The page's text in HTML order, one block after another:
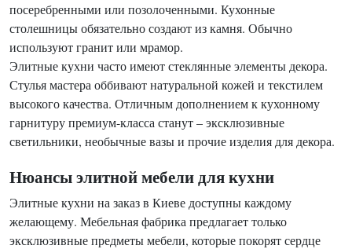
посеребренными или позолоченными. Кухонные
столешницы обязательно создают из камня. Обычно
используют гранит или мрамор.
Элитные кухни часто имеют стеклянные элементы декора.
Стулья мастера оббивают натуральной кожей и текстилем
высокого качества. Отличным дополнением к кухонному
гарнитуру премиум-класса станут – эксклюзивные
светильники, необычные вазы и прочие изделия для декора.
Нюансы элитной мебели для кухни
Элитные кухни на заказ в Киеве доступны каждому
желающему. Мебельная фабрика предлагает только
эксклюзивные предметы мебели, которые покорят сердце